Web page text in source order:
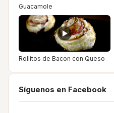
Guacamole
Rollitos de Bacon con Queso
Síguenos en Facebook